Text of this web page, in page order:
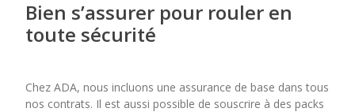
Bien s’assurer pour rouler en
toute sécurité
Chez ADA, nous incluons une assurance de base dans tous
nos contrats. Il est aussi possible de souscrire à des packs